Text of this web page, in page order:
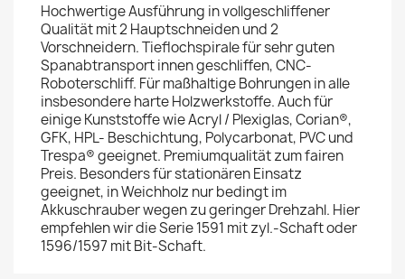
Hochwertige Ausführung in vollgeschliffener
Qualität mit 2 Hauptschneiden und 2
Vorschneidern. Tieflochspirale für sehr guten
Spanabtransport innen geschliffen, CNC-
Roboterschliff. Für maßhaltige Bohrungen in alle
insbesondere harte Holzwerkstoffe. Auch für
einige Kunststoffe wie Acryl / Plexiglas, Corian®,
GFK, HPL- Beschichtung, Polycarbonat, PVC und
Trespa® geeignet. Premiumqualität zum fairen
Preis. Besonders für stationären Einsatz
geeignet, in Weichholz nur bedingt im
Akkuschrauber wegen zu geringer Drehzahl. Hier
empfehlen wir die Serie 1591 mit zyl.-Schaft oder
1596/1597 mit Bit-Schaft.